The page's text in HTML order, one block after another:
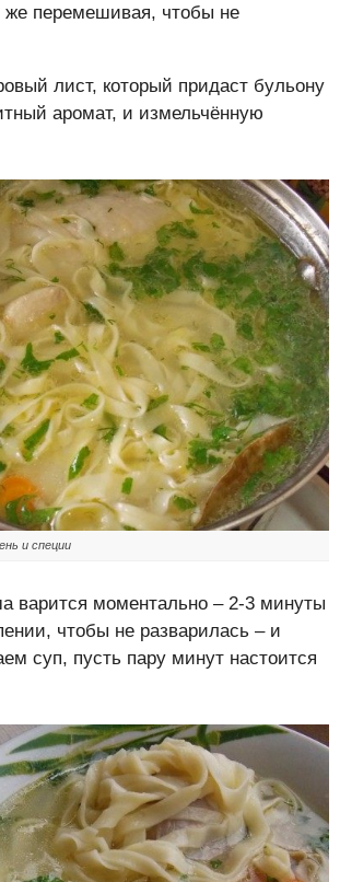
же перемешивая, чтобы не
лист, который придаст бульону
аромат, и измельчённую
и специи
варится моментально – 2-3 минуты
чтобы не разварилась – и
суп, пусть пару минут настоится